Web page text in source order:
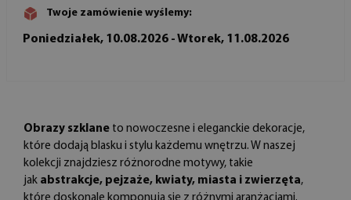
Twoje zamówienie wyślemy:
Poniedziałek, 10.08.2026 - Wtorek, 11.08.2026
Obrazy szklane to nowoczesne i eleganckie dekoracje,
które dodają blasku i stylu każdemu wnętrzu. W naszej
kolekcji znajdziesz różnorodne motywy, takie
jak abstrakcje, pejzaże, kwiaty, miasta i zwierzęta,